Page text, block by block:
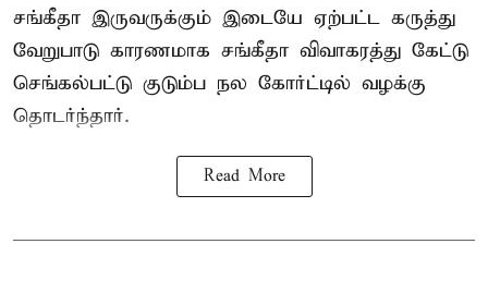
சங்கீதா இருவருக்கும் இடையே ஏற்பட்ட கருத்து
வேறுபாடு காரணமாக சங்கீதா விவாகரத்து கேட்டு
செங்கல்பட்டு குடும்ப நல கோர்ட்டில் வழக்கு
தொடர்ந்தார்.
Read More